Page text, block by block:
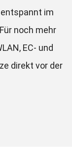
im
noch mehr
EC- und
direkt vor der